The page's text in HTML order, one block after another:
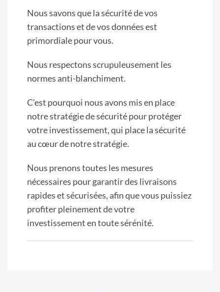
Nous savons que la sécurité de vos
transactions et de vos données est
primordiale pour vous.
Nous respectons scrupuleusement les
normes anti-blanchiment.
C’est pourquoi nous avons mis en place
notre stratégie de sécurité pour protéger
votre investissement, qui place la sécurité
au cœur de notre stratégie.
Nous prenons toutes les mesures
nécessaires pour garantir des livraisons
rapides et sécurisées, afin que vous puissiez
profiter pleinement de votre
investissement en toute sérénité.